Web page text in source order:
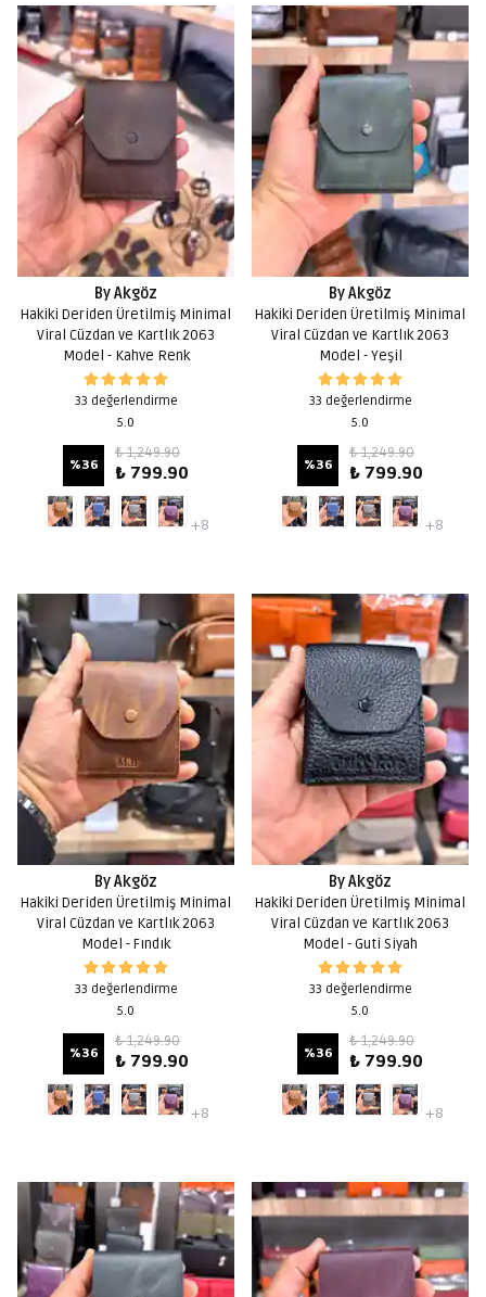
By Akgöz
Hakiki Deriden Üretilmiş Minimal
Viral Cüzdan ve Kartlık 2063
Model - Kahve Renk
33 değerlendirme
5.0
%36
₺ 1,249.90
₺ 799.90
+8
By Akgöz
Hakiki Deriden Üretilmiş Minimal
Viral Cüzdan ve Kartlık 2063
Model - Yeşil
33 değerlendirme
5.0
%36
₺ 1,249.90
₺ 799.90
+8
By Akgöz
Hakiki Deriden Üretilmiş Minimal
Viral Cüzdan ve Kartlık 2063
Model - Fındık
33 değerlendirme
5.0
%36
₺ 1,249.90
₺ 799.90
+8
By Akgöz
Hakiki Deriden Üretilmiş Minimal
Viral Cüzdan ve Kartlık 2063
Model - Guti Siyah
33 değerlendirme
5.0
%36
₺ 1,249.90
₺ 799.90
+8